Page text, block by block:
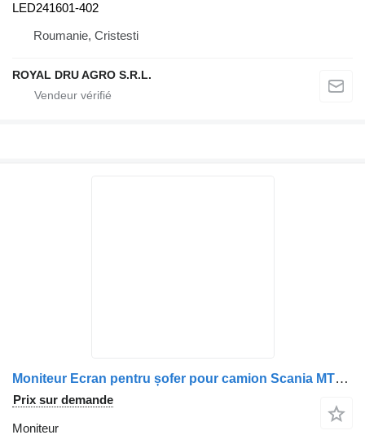
LED241601-402
Roumanie, Cristesti
ROYAL DRU AGRO S.R.L.
Moniteur Ecran pentru șofer pour camion Scania MTB 7300D
Prix sur demande
Moniteur